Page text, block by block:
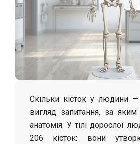
х
а
Скільки кісток у людини
вигляд запитання, за яким
анатомія. У тілі дорослої
206 кісток: вони